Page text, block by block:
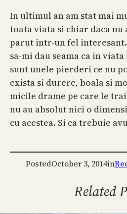
In ultimul an am stat mai
toata viata si chiar daca nu
parut intr-un fel
sa-mi dau seama ca in
sunt unele pierderi ce nu
exista si durere, boala si
micile drame pe care le
nu au absolut nici o
cu acestea. Si ca trebuie
PostedOctober 3, 2014in
Related